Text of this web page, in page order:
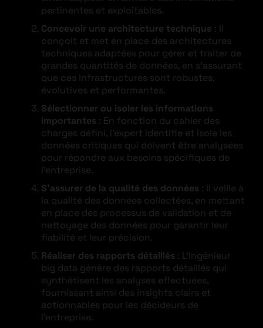
pertinentes et exploitables.
Concevoir une architecture technique : Il
conçoit et met en place des architectures
techniques adaptées pour gérer et traiter de
grandes quantités de données, en s’assurant
que ces infrastructures sont robustes,
évolutives et performantes.
Sélectionner ou isoler les informations
importantes : En fonction du cahier des
charges défini, l’expert identifie et isole les
données critiques qui doivent être analysées
pour répondre aux besoins spécifiques de
l’entreprise.
S’assurer de la qualité des données : Il veille à
la qualité des données collectées, en mettant
en place des processus de validation et de
nettoyage des données pour garantir leur
fiabilité et leur précision.
Réaliser des rapports détaillés : L’Ingénieur
big data génère des rapports détaillés qui
synthétisent les analyses effectuées,
fournissant ainsi des insights clairs et
actionnables pour les décideurs de
l’entreprise.